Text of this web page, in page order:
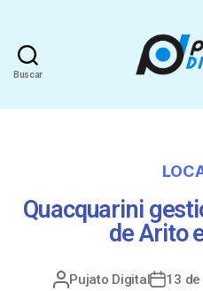
Buscar
Quacquarini
de Arito
Pujato Digital 13